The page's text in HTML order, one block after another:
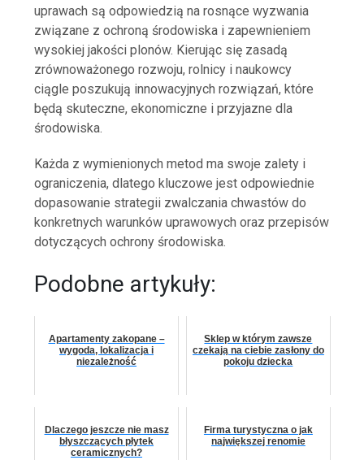
uprawach są odpowiedzią na rosnące wyzwania
związane z ochroną środowiska i zapewnieniem
wysokiej jakości plonów. Kierując się zasadą
zrównoważonego rozwoju, rolnicy i naukowcy
ciągle poszukują innowacyjnych rozwiązań, które
będą skuteczne, ekonomiczne i przyjazne dla
środowiska.
Każda z wymienionych metod ma swoje zalety i
ograniczenia, dlatego kluczowe jest odpowiednie
dopasowanie strategii zwalczania chwastów do
konkretnych warunków uprawowych oraz przepisów
dotyczących ochrony środowiska.
Podobne artykuły:
Apartamenty zakopane –
wygoda, lokalizacja i
niezależność
Sklep w którym zawsze
czekają na ciebie zasłony do
pokoju dziecka
Dlaczego jeszcze nie masz
błyszczących płytek
ceramicznych?
Firma turystyczna o jak
największej renomie